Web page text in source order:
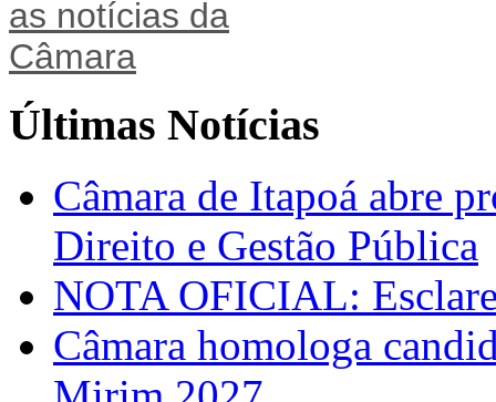
Últimas Notícias
Câmara de Itapoá abre
Direito e Gestão Pública
NOTA OFICIAL:
Câmara homologa